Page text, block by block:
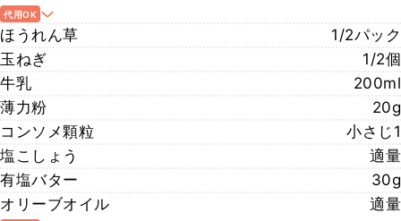
代用OK
ほうれん草
1/2パック
玉ねぎ
1/2個
牛乳
200ml
薄力粉
20g
コンソメ顆粒
小さじ1
塩こしょう
適量
有塩バター
30g
オリーブオイル
適量